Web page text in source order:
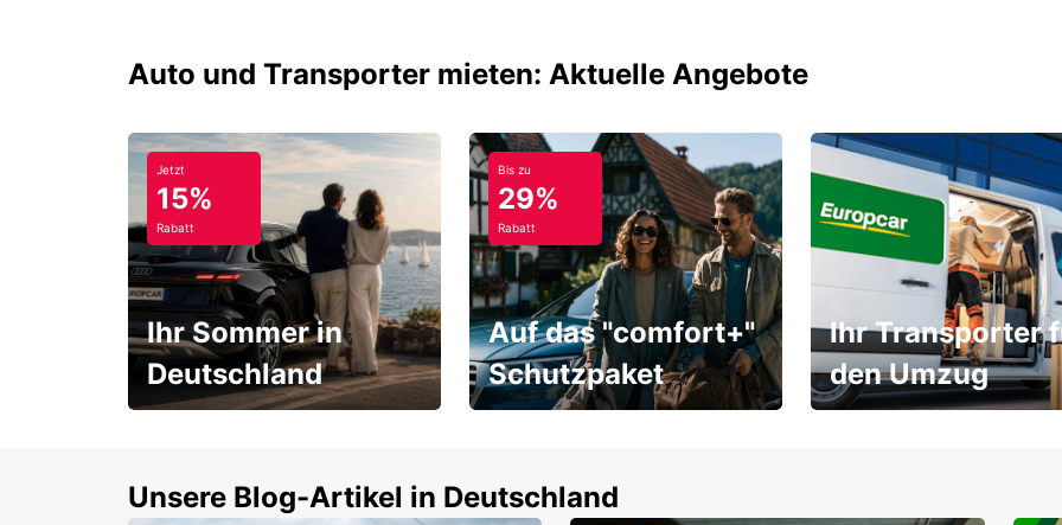
Auto und Transporter mieten: Aktuelle Angebote
Jetzt
15%
Rabatt
Ihr Sommer in
Deutschland
Bis zu
29%
Rabatt
Auf das "comfort+"
Schutzpaket
buchen!
Ihr Transporter
den Umzug
Unsere Blog-Artikel in Deutschland